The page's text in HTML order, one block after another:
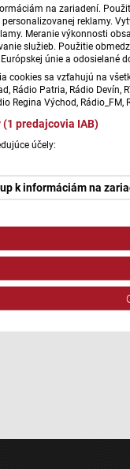
na zariadení.
reklamy.
Meranie výkonnosti
služieb. Použitie
únie a odosielané
sa vzťahujú na
Rádio Patria, Rádio Devín,
Regina Východ, Rádio_FM,
predajcovia IAB)
účely:
k informáciám na
reklamu
reklamy